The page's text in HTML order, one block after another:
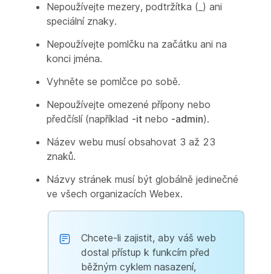
Nepoužívejte mezery, podtržítka (_) ani
speciální znaky.
Nepoužívejte pomlčku na začátku ani na
konci jména.
Vyhněte se pomlčce po sobě.
Nepoužívejte omezené přípony nebo
předčíslí (například -it nebo -admin).
Název webu musí obsahovat 3 až 23
znaků.
Názvy stránek musí být globálně jedinečné
ve všech organizacích Webex.
Chcete-li zajistit, aby váš web
dostal přístup k funkcím před
běžným cyklem nasazení,